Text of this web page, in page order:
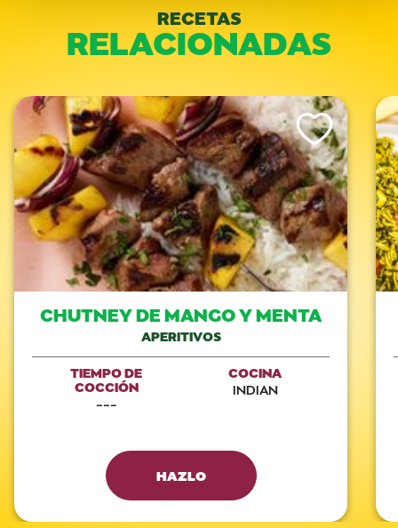
RECETAS
RELACIONADAS
Like This Recipe
CHUTNEY DE MANGO Y MENTA
APERITIVOS
TIEMPO DE
COCCIÓN
---
COCINA
INDIAN
HAZLO